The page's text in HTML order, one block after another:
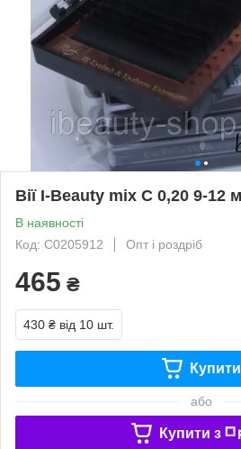
Вії I-Beauty mix C 0,20 9-12
В наявності
Код: C0205912
Опт і роздріб
465 ₴
430 ₴ від 10 шт.
Купити
або
Купити з